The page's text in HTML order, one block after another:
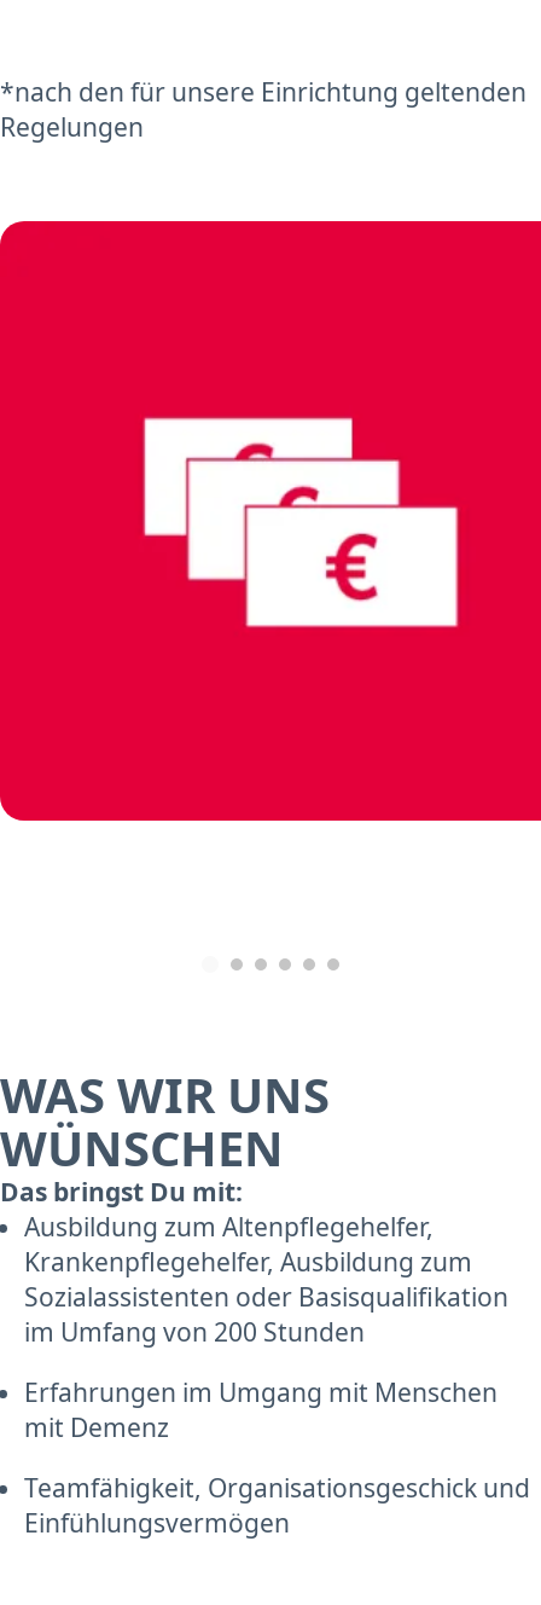
*nach den für unsere Einrichtung geltenden
Regelungen
WAS WIR UNS
WÜNSCHEN
Das bringst Du mit:
Ausbildung zum Altenpflegehelfer,
Krankenpflegehelfer, Ausbildung zum
Sozialassistenten oder Basisqualifikation
im Umfang von 200 Stunden
Erfahrungen im Umgang mit Menschen
mit Demenz
Teamfähigkeit, Organisationsgeschick und
Einfühlungsvermögen